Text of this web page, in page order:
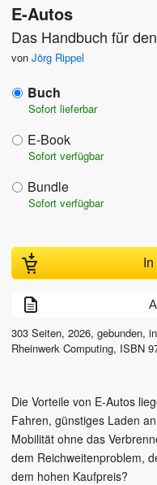
E-Autos
Das Handbuch für
von Jörg Rippel
Buch
Sofort lieferbar
E-Book
Sofort verfügbar
Bundle
Sofort verfügbar
303 Seiten, 2026, gebunden,
Rheinwerk Computing, ISBN
Die Vorteile von E-Autos
Fahren, günstiges Laden
Mobilität ohne das
dem Reichweitenproblem,
dem hohen Kaufpreis?